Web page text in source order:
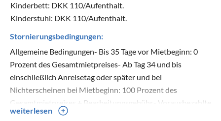
Kinderbett: DKK 110/Aufenthalt.
Kinderstuhl: DKK 110/Aufenthalt.
Stornierungsbedingungen:
Allgemeine Bedingungen- Bis 35 Tage vor Mietbeginn: 0
Prozent des Gesamtmietpreises- Ab Tag 34 und bis
einschließlich Anreisetag oder später und bei
Nichterscheinen bei Mietbeginn: 100 Prozent des
Gesamtmietpreises + Bearbeitungsgebühr.- Vorausbezahlte
Zusatzleistungen, z.B. Bettwäsche, Endreinigung und
weiterlesen